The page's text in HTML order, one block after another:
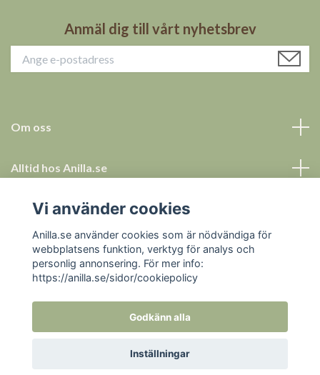
Anmäl dig till vårt nyhetsbrev
Om oss
Alltid hos Anilla.se
Allt för ett tryggt köp
Sociala medier
© 2026 Anilla.se
Vi använder cookies
Anilla.se använder cookies som är nödvändiga för
webbplatsens funktion, verktyg för analys och
personlig annonsering. För mer info:
https://anilla.se/sidor/cookiepolicy
Godkänn alla
Inställningar